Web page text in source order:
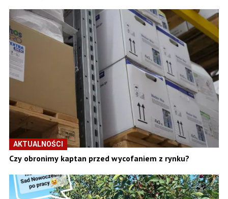
AKTUALNOŚCI
Czy obronimy kaptan przed wycofaniem z rynku?